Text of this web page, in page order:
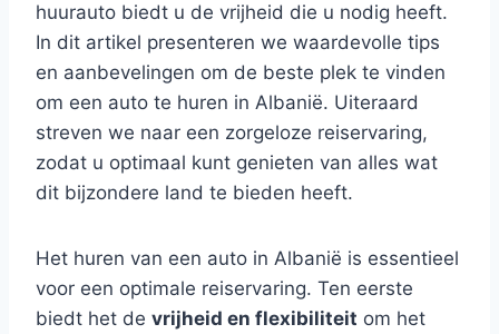
huurauto biedt u de vrijheid die u nodig heeft.
In dit artikel presenteren we waardevolle tips
en aanbevelingen om de beste plek te vinden
om een auto te huren in Albanië. Uiteraard
streven we naar een zorgeloze reiservaring,
zodat u optimaal kunt genieten van alles wat
dit bijzondere land te bieden heeft.
Het huren van een auto in Albanië is essentieel
voor een optimale reiservaring. Ten eerste
biedt het de vrijheid en flexibiliteit om het